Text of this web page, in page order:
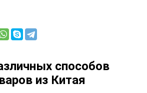
способов
из Китая